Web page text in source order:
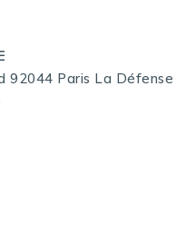
92044 Paris La Défense